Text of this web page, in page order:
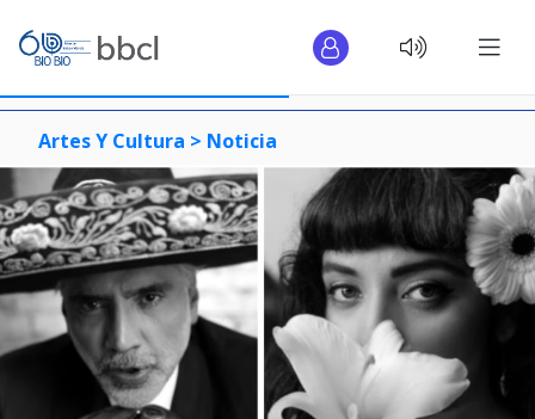
Artes Y Cultura > Noticia